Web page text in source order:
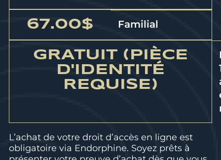
67.00$ Familial
GRATUIT (PIÈCE
D'IDENTITÉ
REQUISE)
L’achat de votre droit d’accès en ligne est
obligatoire via Endorphine. Soyez prêts à